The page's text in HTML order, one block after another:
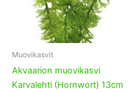
Muovikasvit
Akvaarion muovikasvi
Karvalehti (Hornwort) 13cm